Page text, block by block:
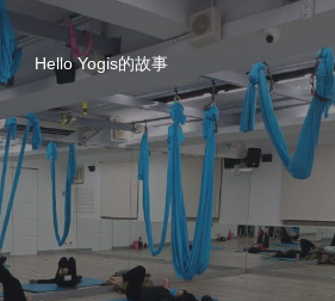
Hello Yogis的故事